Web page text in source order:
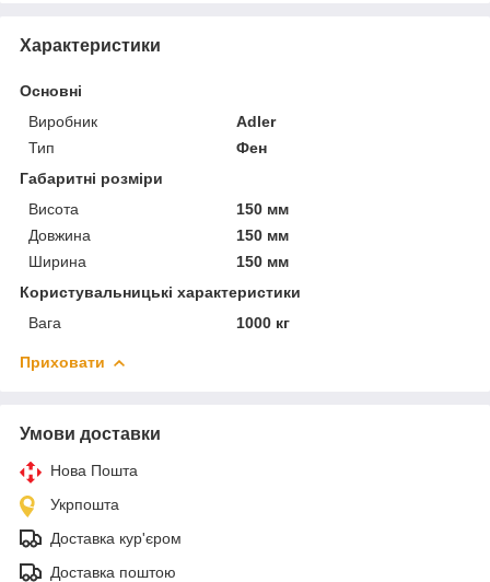
Характеристики
Основні
Виробник
Adler
Тип
Фен
Габаритні розміри
Висота
150 мм
Довжина
150 мм
Ширина
150 мм
Користувальницькі характеристики
Вага
1000 кг
Приховати
Умови доставки
Нова Пошта
Укрпошта
Доставка кур'єром
Доставка поштою